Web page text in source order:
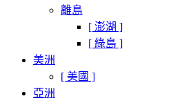
離島
[ 澎湖 ]
[ 綠島 ]
美洲
[ 美國 ]
亞洲